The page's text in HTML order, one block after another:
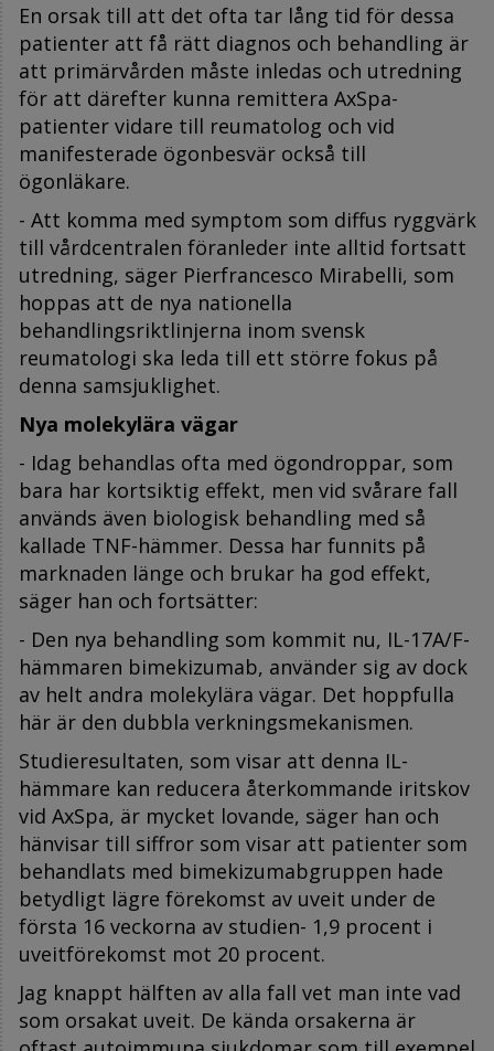
En orsak till att det ofta tar lång tid för dessa
patienter att få rätt diagnos och behandling är
att primärvården måste inledas och utredning
för att därefter kunna remittera AxSpa-
patienter vidare till reumatolog och vid
manifesterade ögonbesvär också till
ögonläkare.
- Att komma med symptom som diffus ryggvärk
till vårdcentralen föranleder inte alltid fortsatt
utredning, säger Pierfrancesco Mirabelli, som
hoppas att de nya nationella
behandlingsriktlinjerna inom svensk
reumatologi ska leda till ett större fokus på
denna samsjuklighet.
Nya molekylära vägar
- Idag behandlas ofta med ögondroppar, som
bara har kortsiktig effekt, men vid svårare fall
används även biologisk behandling med så
kallade TNF-hämmer. Dessa har funnits på
marknaden länge och brukar ha god effekt,
säger han och fortsätter:
- Den nya behandling som kommit nu, IL-17A/F-
hämmaren bimekizumab, använder sig av dock
av helt andra molekylära vägar. Det hoppfulla
här är den dubbla verkningsmekanismen.
Studieresultaten, som visar att denna IL-
hämmare kan reducera återkommande iritskov
vid AxSpa, är mycket lovande, säger han och
hänvisar till siffror som visar att patienter som
behandlats med bimekizumabgruppen hade
betydligt lägre förekomst av uveit under de
första 16 veckorna av studien- 1,9 procent i
uveitförekomst mot 20 procent.
Jag knappt hälften av alla fall vet man inte vad
som orsakat uveit. De kända orsakerna är